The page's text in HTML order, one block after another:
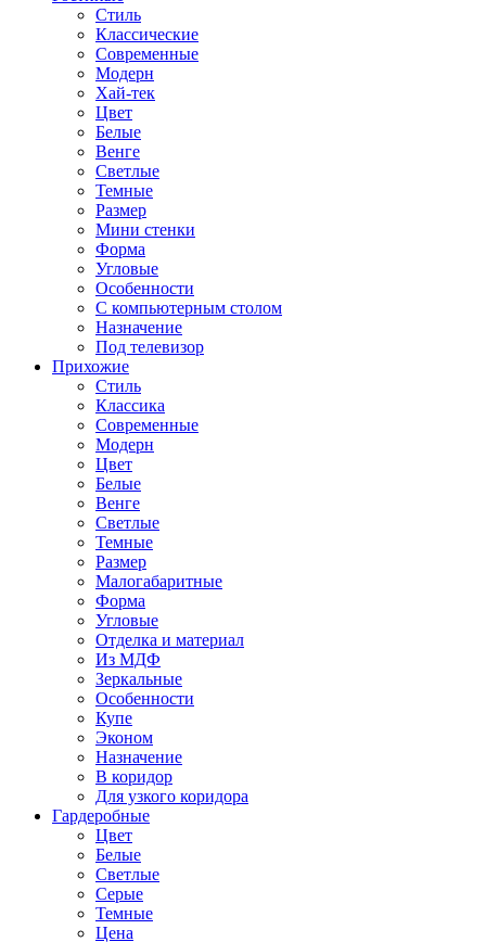
Стиль
Классические
Современные
Модерн
Хай-тек
Цвет
Белые
Венге
Светлые
Темные
Размер
Мини стенки
Форма
Угловые
Особенности
С компьютерным столом
Назначение
Под телевизор
Прихожие
Стиль
Классика
Современные
Модерн
Цвет
Белые
Венге
Светлые
Темные
Размер
Малогабаритные
Форма
Угловые
Отделка и материал
Из МДФ
Зеркальные
Особенности
Купе
Эконом
Назначение
В коридор
Для узкого коридора
Гардеробные
Цвет
Белые
Светлые
Серые
Темные
Цена